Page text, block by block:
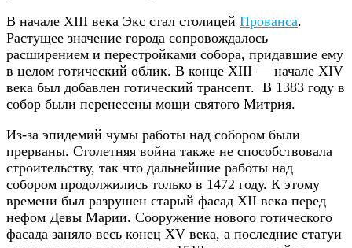
В начале XIII века Экс стал столицей Прованса.
Растущее значение города сопровождалось
расширением и перестройками собора, придавшие ему
в целом готический облик. В конце XIII — начале XIV
века был добавлен готический трансепт. В 1383 году в
собор были перенесены мощи святого Митрия.
Из-за эпидемий чумы работы над собором были
прерваны. Столетняя война также не способствовала
строительству, так что дальнейшие работы над
собором продолжились только в 1472 году. К этому
времени был разрушен старый фасад XII века перед
нефом Девы Марии. Сооружение нового готического
фасада заняло весь конец XV века, а последние статуи